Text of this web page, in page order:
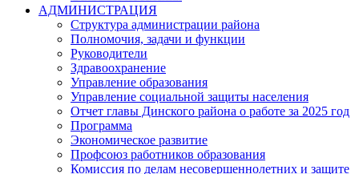
АДМИНИСТРАЦИЯ
Структура администрации района
Полномочия, задачи и функции
Руководители
Здравоохранение
Управление образования
Управление социальной защиты населения
Отчет главы Динского района о работе за 2025 год
Программа
Экономическое развитие
Профсоюз работников образования
Комиссия по делам несовершеннолетних и защите